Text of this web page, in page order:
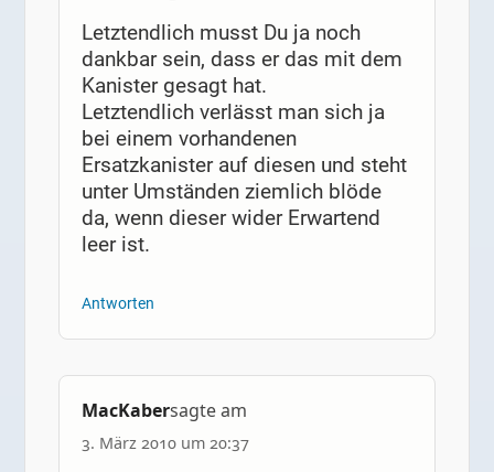
Letztendlich musst Du ja noch
dankbar sein, dass er das mit dem
Kanister gesagt hat.
Letztendlich verlässt man sich ja
bei einem vorhandenen
Ersatzkanister auf diesen und steht
unter Umständen ziemlich blöde
da, wenn dieser wider Erwartend
leer ist.
Antworten
MacKabersagte am
3. März 2010 um 20:37